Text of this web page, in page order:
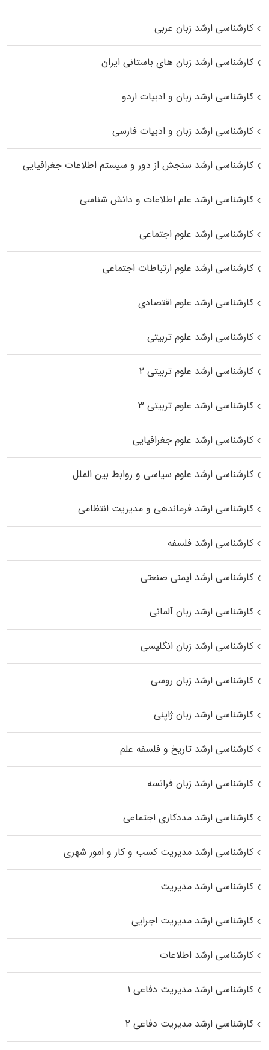
کارشناسی ارشد زبان عربی
کارشناسی ارشد زبان‌ های باستانی ایران
کارشناسی ارشد زبان و ادبیات اردو
کارشناسی ارشد زبان و ادبیات فارسی
کارشناسی ارشد سنجش از دور و سیستم اطلاعات جغرافیایی
کارشناسی ارشد علم اطلاعات و دانش شناسی
کارشناسی ارشد علوم اجتماعی
کارشناسی ارشد علوم ارتباطات اجتماعی
کارشناسی ارشد علوم اقتصادی
کارشناسی ارشد علوم تربیتی
کارشناسی ارشد علوم تربیتی ۲
کارشناسی ارشد علوم تربیتی ۳
کارشناسی ارشد علوم جغرافیایی
کارشناسی ارشد علوم سیاسی و روابط بین الملل
کارشناسی ارشد فرماندهی و مدیریت انتظامی
کارشناسی ارشد فلسفه
کارشناسی ارشد ایمنی صنعتی
کارشناسی ارشد زبان آلمانی
کارشناسی ارشد زبان انگلیسی
کارشناسی ارشد زبان روسی
کارشناسی ارشد زبان ژاپنی
کارشناسی ارشد تاریخ و فلسفه علم
کارشناسی ارشد زبان فرانسه
کارشناسی ارشد مددکاری اجتماعی
کارشناسی ارشد مدیریت کسب و کار و امور شهری
کارشناسی ارشد مدیریت
کارشناسی ارشد مدیریت اجرایی
کارشناسی ارشد اطلاعات
کارشناسی ارشد مدیریت دفاعی ۱
کارشناسی ارشد مدیریت دفاعی ۲